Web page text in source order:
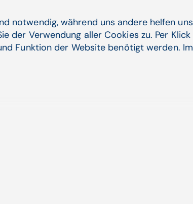
oder Qualitätsmanagement erfordern
Historien, nachvollziehbare
sowie Exportmöglichkeiten für
notwendig, während uns andere helfen
Verwendung aller Cookies zu. Per
Funktion der Website benötigt werden.